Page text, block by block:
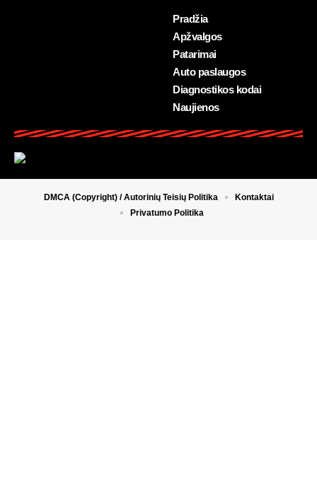
Pradžia
Apžvalgos
Patarimai
Auto paslaugos
Diagnostikos kodai
Naujienos
DMCA (Copyright) / Autorinių Teisių Politika
Kontaktai
Privatumo Politika